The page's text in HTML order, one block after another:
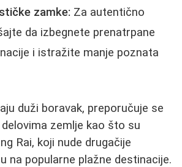
zamke: Za autentično
da izbegnete prenatrpane
i istražite manje poznata
duži boravak, preporučuje se
zemlje kao što su
Rai, koji nude drugačije
na popularne plažne destinacije.